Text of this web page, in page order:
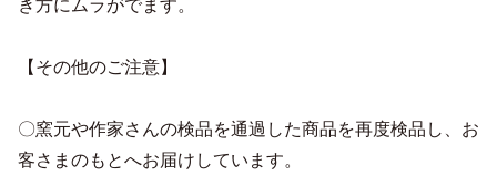
き方にムラがでます。
【その他のご注意】
〇窯元や作家さんの検品を通過した商品を再度検品し、お
客さまのもとへお届けしています。